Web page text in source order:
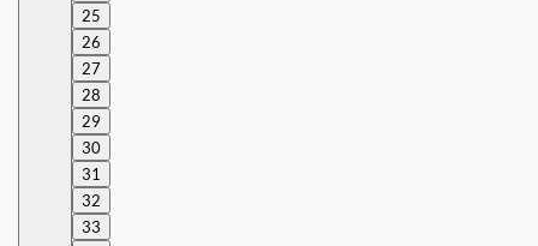
25
26
27
28
29
30
31
32
33